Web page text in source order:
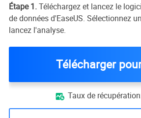
Étape 1.Téléchargez et lancez le
de données d'EaseUS. Sélectionnez
lancez l'analyse.
Télécharger
 Taux de